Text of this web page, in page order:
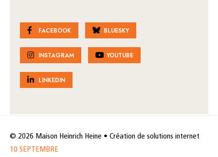
FACEBOOK BLUESKY
INSTAGRAM YOUTUBE
LINKEDIN
© 2026 Maison Heinrich Heine • Création de solutions internet
10 SEPTEMBRE